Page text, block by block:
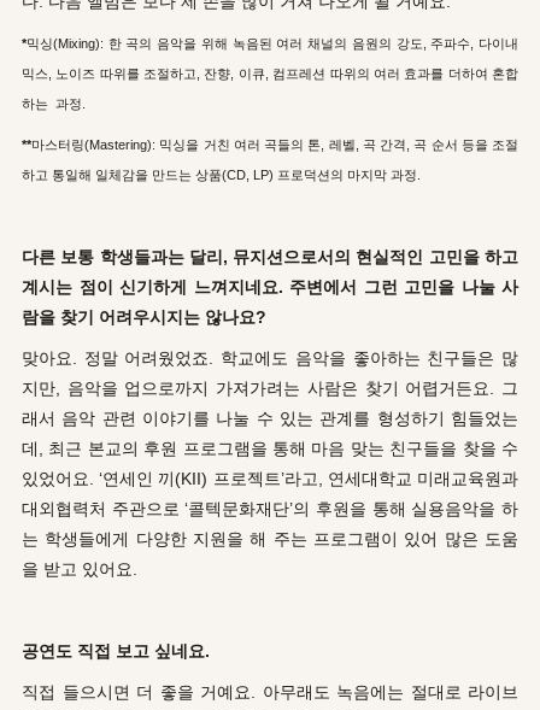
*믹싱(Mixing): 한 곡의 음악을 위해 녹음된 여러 채널의 음원의 강도, 주파수, 다이내
믹스, 노이즈 따위를 조절하고, 잔향, 이큐, 컴프레션 따위의 여러 효과를 더하여 혼합
하는 과정.
**마스터링(Mastering): 믹싱을 거친 여러 곡들의 톤, 레벨, 곡 간격, 곡 순서 등을 조절
하고 통일해 일체감을 만드는 상품(CD, LP) 프로덕션의 마지막 과정.
다른 보통 학생들과는 달리, 뮤지션으로서의 현실적인 고민을 하고
계시는 점이 신기하게 느껴지네요. 주변에서 그런 고민을 나눌 사
람을 찾기 어려우시지는 않나요?
맞아요. 정말 어려웠었죠. 학교에도 음악을 좋아하는 친구들은 많
지만, 음악을 업으로까지 가져가려는 사람은 찾기 어렵거든요. 그
래서 음악 관련 이야기를 나눌 수 있는 관계를 형성하기 힘들었는
데,
최근 본교의 후원 프로그램을 통해 마음 맞는 친구들을 찾을 수
있었어요. ‘연세인 끼(KII) 프로젝트’라고, 연세대학교 미래교육원과
대외협력처 주관으로 ‘콜텍문화재단’의 후원을 통해 실용음악을 하
는 학생들에게 다양한 지원을 해 주는 프로그램이 있어 많은 도움
을 받고 있어요.
공연도 직접 보고 싶네요.
직접 들으시면 더 좋을 거예요. 아무래도 녹음에는 절대로 라이브